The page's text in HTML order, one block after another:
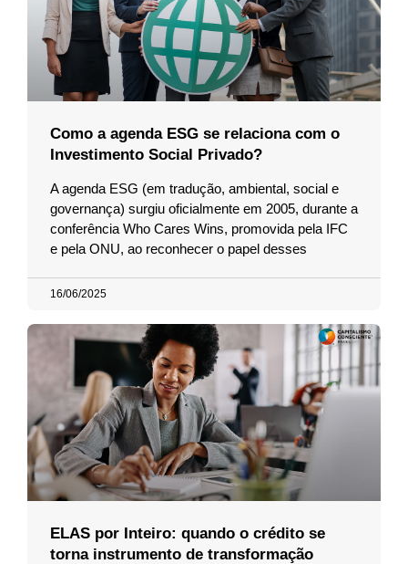
Como a agenda ESG se relaciona com o
Investimento Social Privado?
A agenda ESG (em tradução, ambiental, social e
governança) surgiu oficialmente em 2005, durante a
conferência Who Cares Wins, promovida pela IFC
e pela ONU, ao reconhecer o papel desses
16/06/2025
ELAS por Inteiro: quando o crédito se
torna instrumento de transformação